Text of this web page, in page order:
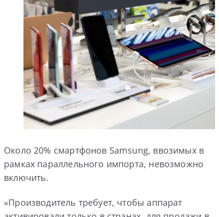
Около 20% смартфонов Samsung, ввозимых в
рамках параллельного импорта, невозможно
включить.
«Производитель требует, чтобы аппарат